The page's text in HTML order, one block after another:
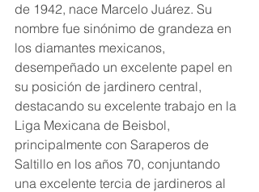
de 1942, nace Marcelo Juárez. Su
nombre fue sinónimo de grandeza en
los diamantes mexicanos,
desempeñado un excelente papel en
su posición de jardinero central,
destacando su excelente trabajo en la
Liga Mexicana de Beisbol,
principalmente con Saraperos de
Saltillo en los años 70, conjuntando
una excelente tercia de jardineros al